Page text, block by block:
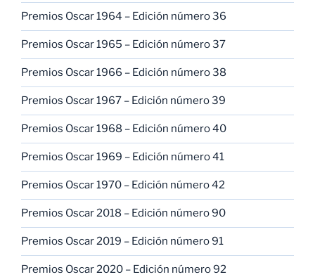
Premios Oscar 1964 – Edición número 36
Premios Oscar 1965 – Edición número 37
Premios Oscar 1966 – Edición número 38
Premios Oscar 1967 – Edición número 39
Premios Oscar 1968 – Edición número 40
Premios Oscar 1969 – Edición número 41
Premios Oscar 1970 – Edición número 42
Premios Oscar 2018 – Edición número 90
Premios Oscar 2019 – Edición número 91
Premios Oscar 2020 – Edición número 92